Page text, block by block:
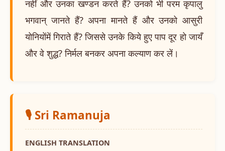
नहीं और उनका खण्डन करते हैं? उनको भी परम कृपालु
भगवान् जानते हैं? अपना मानते हैं और उनको आसुरी
योनियोंमें गिराते हैं? जिससे उनके किये हुए पाप दूर हो जायँ
और वे शुद्ध? निर्मल बनकर अपना कल्याण कर लें।
🎙️ Sri Ramanuja
ENGLISH TRANSLATION